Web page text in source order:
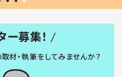
ー募集！
材・執筆をしてみませんか？